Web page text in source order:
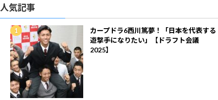
人気記事
カープドラ6西川篤夢！「日本を代表する
遊撃手になりたい」【ドラフト会議
2025】